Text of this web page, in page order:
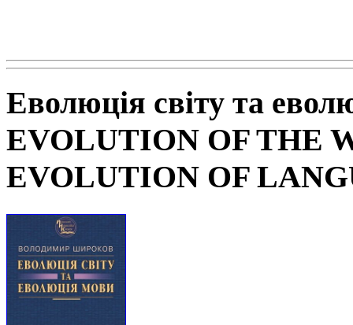
Еволюція світу та
EVOLUTION OF THE
EVOLUTION OF